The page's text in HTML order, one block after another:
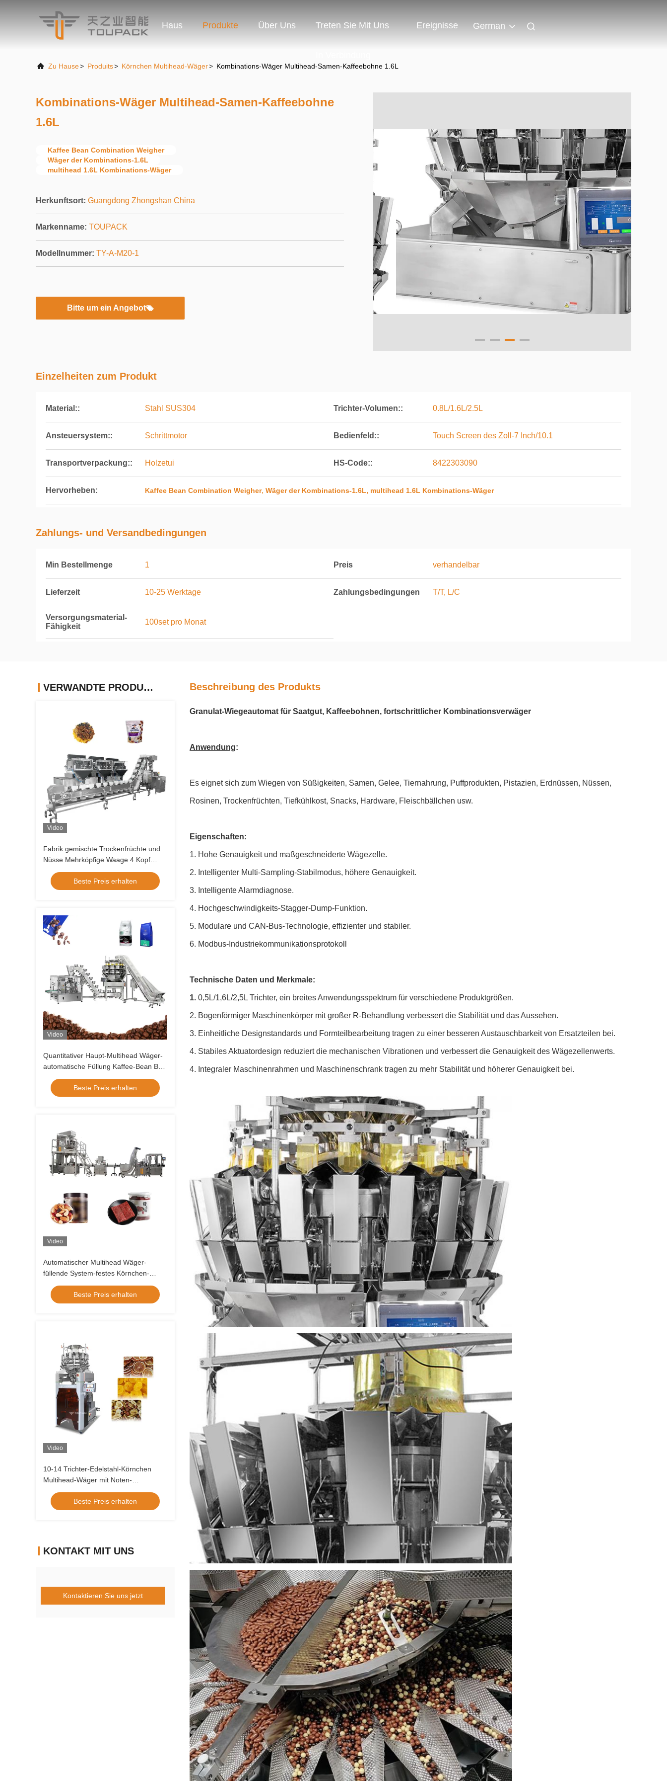
Haus Produkte Über Uns Treten Sie Mit Uns Ereignisse German
Zu Hause> Produits> Körnchen Multihead-Wäger> Kombinations-Wäger Multihead-Samen-Kaffeebohne 1.6L
Kombinations-Wäger Multihead-Samen-Kaffeebohne
1.6L
Kaffee Bean Combination Weigher
Wäger der Kombinations-1.6L
multihead 1.6L Kombinations-Wäger
Herkunftsort: Guangdong Zhongshan China
Markenname: TOUPACK
Modellnummer: TY-A-M20-1
Bitte um ein Angebot
Einzelheiten zum Produkt
Material:: Stahl SUS304 Trichter-Volumen:: 0.8L/1.6L/2.5L
Ansteuersystem:: Schrittmotor Bedienfeld:: Touch Screen des Zoll-7 Inch/10.1
Transportverpackung:: Holzetui HS-Code:: 8422303090
Hervorheben: Kaffee Bean Combination Weigher, Wäger der Kombinations-1.6L, multihead 1.6L Kombinations-Wäger
Zahlungs- und Versandbedingungen
Min Bestellmenge 1 Preis verhandelbar
Lieferzeit 10-25 Werktage Zahlungsbedingungen T/T, L/C
Versorgungsmaterial-
Fähigkeit
100set pro Monat
VERWANDTE PRODUKTE
Video
Fabrik gemischte Trockenfrüchte und
Nüsse Mehrköpfige Waage 4 Kopf
lineare Waage Vffs
Verpackungsmaschine Zip Bag
Verpackungsmaschine
Beste Preis erhalten
Video
Quantitativer Haupt-Multihead Wäger-
automatische Füllung Kaffee-Bean Bag
Packing Machine Withs 14
Beste Preis erhalten
Video
Automatischer Multihead Wäger-
füllende System-festes Körnchen-
Verpackmaschine Soems
Beste Preis erhalten
Video
10-14 Trichter-Edelstahl-Körnchen
Multihead-Wäger mit Noten-
Bildschirmanzeige-System
Beste Preis erhalten
KONTAKT MIT UNS
Kontaktieren Sie uns jetzt
Beschreibung des Produkts
Granulat-Wiegeautomat für Saatgut, Kaffeebohnen, fortschrittlicher Kombinationsverwäger
Anwendung:
Es eignet sich zum Wiegen von Süßigkeiten, Samen, Gelee, Tiernahrung, Puffprodukten, Pistazien, Erdnüssen, Nüssen,
Rosinen, Trockenfrüchten, Tiefkühlkost, Snacks, Hardware, Fleischbällchen usw.
Eigenschaften:
1. Hohe Genauigkeit und maßgeschneiderte Wägezelle.
2. Intelligenter Multi-Sampling-Stabilmodus, höhere Genauigkeit.
3. Intelligente Alarmdiagnose.
4. Hochgeschwindigkeits-Stagger-Dump-Funktion.
5. Modulare und CAN-Bus-Technologie, effizienter und stabiler.
6. Modbus-Industriekommunikationsprotokoll
Technische Daten und Merkmale:
1. 0,5L/1,6L/2,5L Trichter, ein breites Anwendungsspektrum für verschiedene Produktgrößen.
2. Bogenförmiger Maschinenkörper mit großer R-Behandlung verbessert die Stabilität und das Aussehen.
3. Einheitliche Designstandards und Formteilbearbeitung tragen zu einer besseren Austauschbarkeit von Ersatzteilen bei.
4. Stabiles Aktuatordesign reduziert die mechanischen Vibrationen und verbessert die Genauigkeit des Wägezellenwerts.
4. Integraler Maschinenrahmen und Maschinenschrank tragen zu mehr Stabilität und höherer Genauigkeit bei.